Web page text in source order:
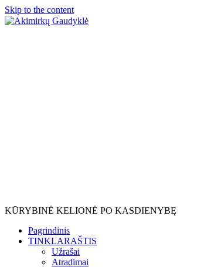
Skip to the content
KŪRYBINĖ KELIONĖ PO KASDIENYBĘ
Pagrindinis
TINKLARAŠTIS
Užrašai
Atradimai